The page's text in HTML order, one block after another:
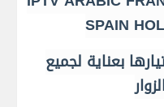
SPAIN
بعناية لجميع